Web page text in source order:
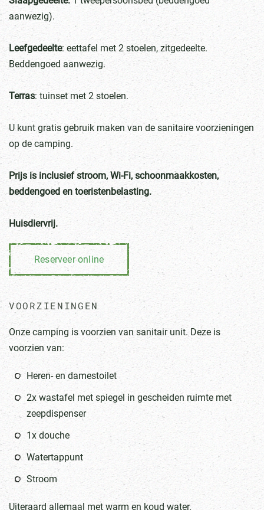
aanwezig).
Leefgedeelte: eettafel met 2 stoelen, zitgedeelte.
Beddengoed aanwezig.
Terras: tuinset met 2 stoelen.
U kunt gratis gebruik maken van de sanitaire voorzieningen
op de camping.
Prijs is inclusief stroom,Wi-Fi, schoonmaakkosten,
beddengoed en toeristenbelasting.
Huisdiervrij.
Reserveer online
VOORZIENINGEN
Onze camping is voorzien van sanitair unit. Deze is
voorzien van:
Heren- en damestoilet
2x wastafel met spiegel in gescheiden ruimte met
zeepdispenser
1x douche
Watertappunt
Stroom
Uiteraard allemaal met warm en koud water.